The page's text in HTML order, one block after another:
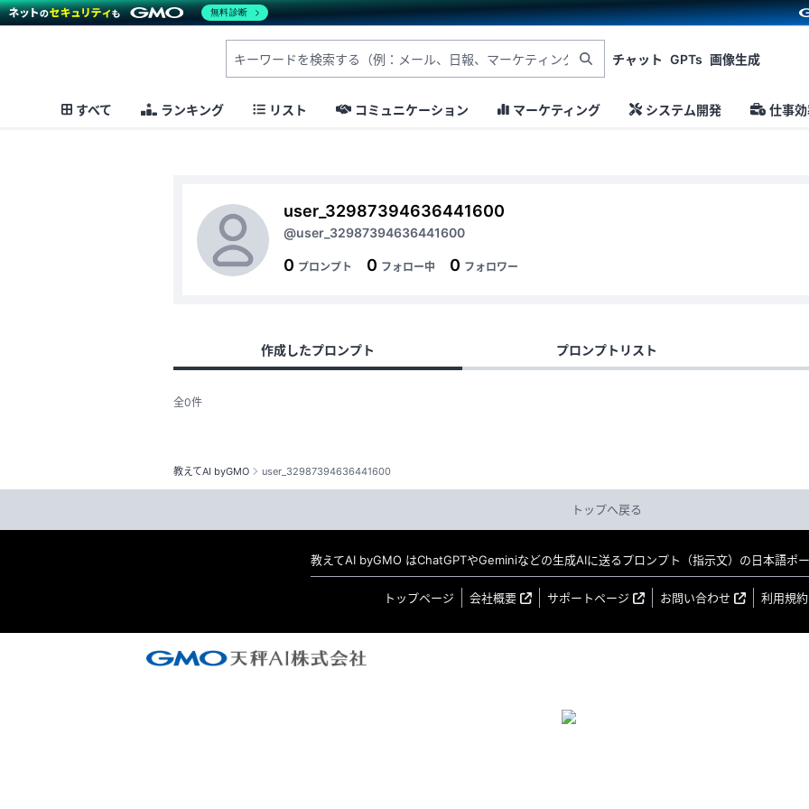
チャット GPTs 画像生成
すべて ランキング リスト コミュニケーション マーケティング システム開発 仕事
教えてAI byGMO user_32987394636441600
user_32987394636441600
@user_32987394636441600
0 プロンプト 0 フォロー中 0 フォロワー
作成したプロンプト プロンプトリスト
全0件
トップへ戻る
教えてAI byGMO はChatGPTやGeminiなどの生成AIに送るプロンプト（指示文）の日本語ポー
トップページ 会社概要 サポートページ お問い合わせ 利用規約
無料診断